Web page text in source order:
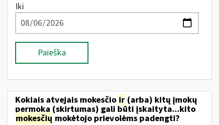
Iki
Paieška
Kokiais atvejais mokesčio ir (arba) kitų įmokų
permoka (skirtumas) gali būti įskaityta...kito
mokesčių mokėtojo prievolėms padengti?